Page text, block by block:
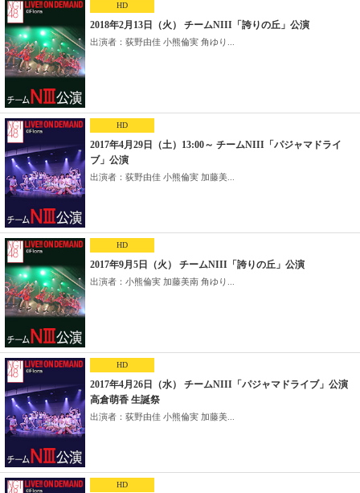
HD
2018年2月13日（火） チームNIII「誇りの丘」公演
出演者：荻野由佳 小熊倫実 角ゆり...
HD
2017年4月29日（土）13:00～ チームNIII「パジャマドライ
ブ」公演
出演者：荻野由佳 小熊倫実 加藤美...
HD
2017年9月5日（火） チームNIII「誇りの丘」公演
出演者：小熊倫実 加藤美南 角ゆり...
HD
2017年4月26日（水） チームNIII「パジャマドライブ」公演
高倉萌香 生誕祭
出演者：荻野由佳 小熊倫実 加藤美...
HD